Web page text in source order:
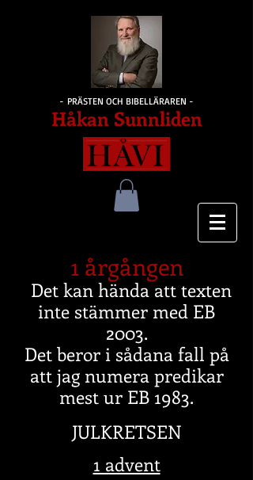
- PRÄSTEN OCH BIBELLÄRAREN -
Håkan Sunnliden
1 årgången
Det kan hända att texten
inte stämmer med EB
2003.
Det beror i sådana fall på
att jag numera predikar
mest ur EB 1983.
JULKRETSEN
1 advent